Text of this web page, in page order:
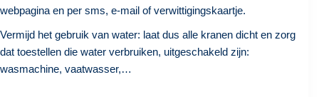
webpagina en per sms, e-mail of verwittigingskaartje.
Vermijd het gebruik van water: laat dus alle kranen dicht en zorg
dat toestellen die water verbruiken, uitgeschakeld zijn:
wasmachine, vaatwasser,…